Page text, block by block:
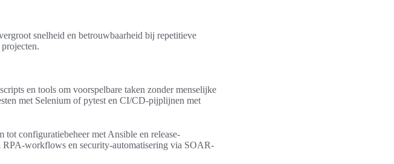
snelheid en betrouwbaarheid bij repetitieve
en tools om voorspelbare taken zonder menselijke
met Selenium of pytest en CI/CD-pijplijnen met
configuratiebeheer met Ansible en release-
RPA-workflows en security-automatisering via SOAR-